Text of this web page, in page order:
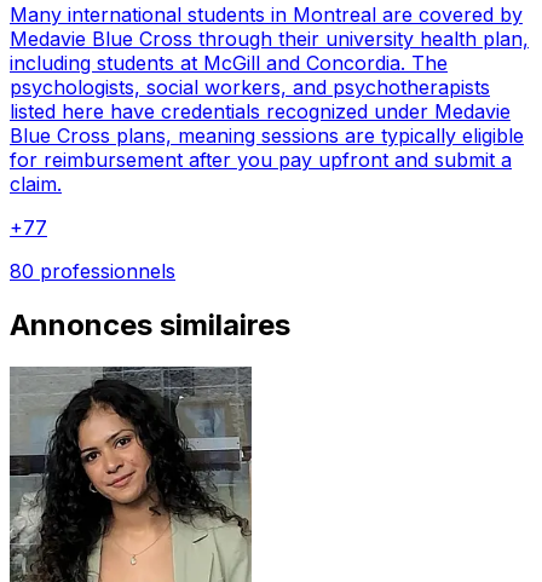
Many international students in Montreal are covered by
Medavie Blue Cross through their university health plan,
including students at McGill and Concordia. The
psychologists, social workers, and psychotherapists
listed here have credentials recognized under Medavie
Blue Cross plans, meaning sessions are typically eligible
for reimbursement after you pay upfront and submit a
claim.
+77
80 professionnels
Annonces similaires